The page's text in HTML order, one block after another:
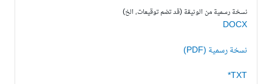
نسخة رسمية من الوثيقة (قد تضم توقيعات، الخ)
DOCX
نسخة رسمية (PDF)
TXT*